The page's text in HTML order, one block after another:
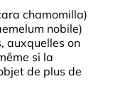
chamomilla)
nobile)
auxquelles on
si la
de plus de